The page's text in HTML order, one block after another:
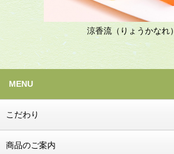
涼香流（りょうかなれ）
MENU
こだわり
商品のご案内